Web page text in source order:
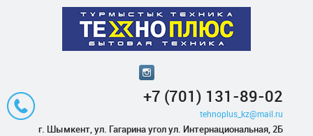
+7 (701) 131-89-02
tehnoplus_kz@mail.ru
г. Шымкент, ул. Гагарина угол ул. Интернациональная, 2Б